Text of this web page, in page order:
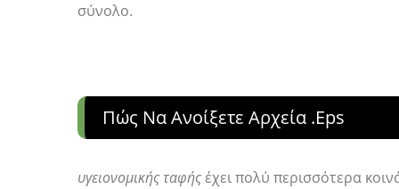
σύνολο.
Πώς Να Ανοίξετε Αρχεία .eps
υγειονομικής ταφήςέχει πολύ περισσότερα